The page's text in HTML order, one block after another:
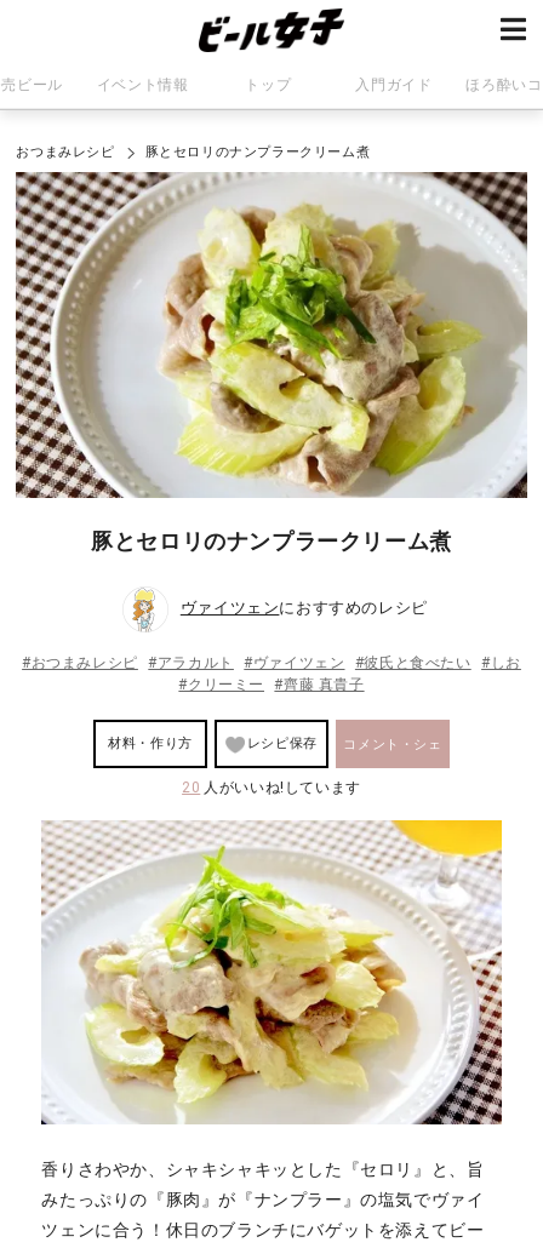
ビール イベント情報 トップ 入門ガイド ほろ酔い
おつまみレシピ 豚とセロリのナンプラークリーム煮
豚とセロリのナンプラークリーム煮
ヴァイツェンにおすすめのレシピ
#おつまみレシピ #アラカルト #ヴァイツェン #彼氏と食べたい
#しお
#クリーミー
#齊藤 真貴子
材料・作り方 レシピ保存 コメント・シェ
20 人がいいね!しています
香りさわやか、シャキシャキッとした『セロリ』と、旨
みたっぷりの『豚肉』が『ナンプラー』の塩気でヴァイ
ツェンに合う！休日のブランチにバゲットを添えてビー